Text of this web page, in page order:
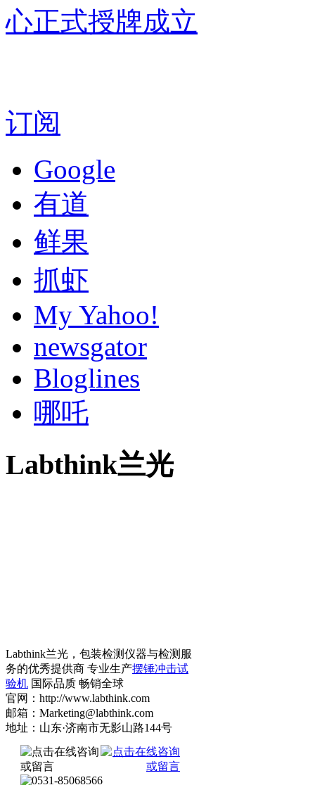
心正式授牌成立
订阅
Google
有道
鲜果
抓虾
My Yahoo!
newsgator
Bloglines
哪吒
Labthink兰光
Labthink兰光，包装检测仪器与检测服
务的优秀提供商 专业生产摆锤冲击试
验机 国际品质 畅销全球
官网：http://www.labthink.com
邮箱：Marketing@labthink.com
地址：山东·济南市无影山路144号